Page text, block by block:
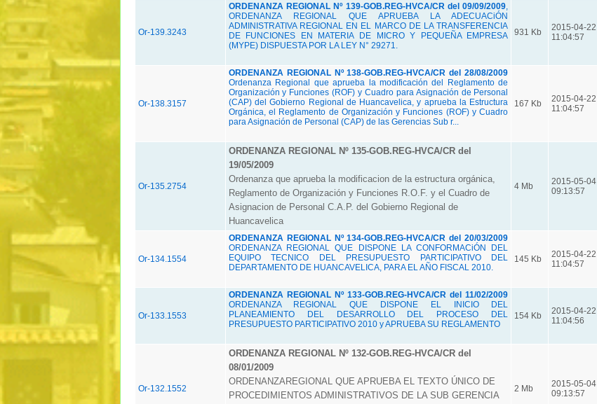
Or-139.3243
ORDENANZA REGIONAL Nº 139-GOB.REG-HVCA/CR del 09/09/2009,
ORDENANZA REGIONAL QUE APRUEBA LA ADECUACiÓN
ADMINISTRATIVA REGIONAL EN EL MARCO DE LA TRANSFERENCIA
DE FUNCIONES EN MATERIA DE MICRO Y PEQUEÑA EMPRESA
(MYPE) DISPUESTA POR LA LEY N° 29271.
931 Kb
2015-04-22
11:04:57
Or-138.3157
ORDENANZA REGIONAL Nº 138-GOB.REG-HVCA/CR del 28/08/2009
Ordenanza Regional que aprueba la modificación del Reglamento de
Organización y Funciones (ROF) y Cuadro para Asignación de Personal
(CAP) del Gobierno Regional de Huancavelica, y aprueba la Estructura
Orgánica, el Reglamento de Organización y Funciones (ROF) y Cuadro
para Asignación de Personal (CAP) de las Gerencias Sub r...
167 Kb
2015-04-22
11:04:57
Or-135.2754
ORDENANZA REGIONAL Nº 135-GOB.REG-HVCA/CR del
19/05/2009
Ordenanza que aprueba la modificacion de la estructura orgánica,
Reglamento de Organización y Funciones R.O.F. y el Cuadro de
Asignacion de Personal C.A.P. del Gobierno Regional de
Huancavelica
4 Mb
2015-05-04
09:13:57
Or-134.1554
ORDENANZA REGIONAL Nº 134-GOB.REG-HVCA/CR del 20/03/2009
ORDENANZA REGIONAL QUE DISPONE LA CONFORMACiÓN DEL
EQUIPO TECNICO DEL PRESUPUESTO PARTICIPATIVO DEL
DEPARTAMENTO DE HUANCAVELICA, PARA EL AÑO FISCAL 2010.
145 Kb
2015-04-22
11:04:57
Or-133.1553
ORDENANZA REGIONAL Nº 133-GOB.REG-HVCA/CR del 11/02/2009
ORDENANZA REGIONAL QUE DISPONE EL INICIO DEL
PLANEAMIENTO DEL DESARROLLO DEL PROCESO DEL
PRESUPUESTO PARTICIPATIVO 2010 y APRUEBA SU REGLAMENTO
154 Kb
2015-04-22
11:04:56
Or-132.1552
ORDENANZA REGIONAL Nº 132-GOB.REG-HVCA/CR del
08/01/2009
ORDENANZAREGIONAL QUE APRUEBA EL TEXTO ÚNICO DE
PROCEDIMIENTOS ADMINISTRATIVOS DE LA SUB GERENCIA
2 Mb
2015-05-04
09:13:57